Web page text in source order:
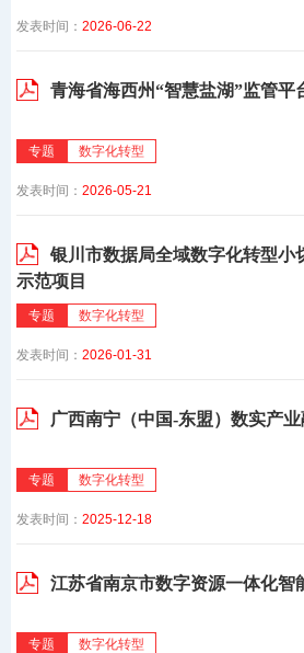
发表时间： 2026-06-22
青海省海西州“智慧盐湖”监管平
专题 数字化转型
发表时间： 2026-05-21
银川市数据局全域数字化转型小
示范项目
专题 数字化转型
发表时间： 2026-01-31
广西南宁（中国-东盟）数实产
专题 数字化转型
发表时间： 2025-12-18
江苏省南京市数字资源一体化智
专题 数字化转型